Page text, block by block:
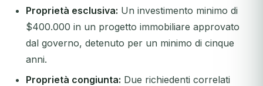
Proprietà esclusiva: Un investimento minimo di
$400.000 in un progetto immobiliare approvato
dal governo, detenuto per un minimo di cinque
anni.
Proprietà congiunta: Due richiedenti correlati